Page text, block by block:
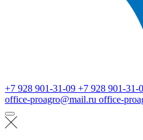
+7 928 901-31-09 +7 928 901-31-
office-proagro@mail.ru office-